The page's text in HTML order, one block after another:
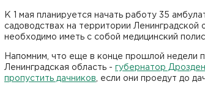
К 1 мая планируется начать работу 35
садоводствах на территории Ленинградской
необходимо иметь с собой медицинский полис.
Напомним, что еще в конце прошлой недели
Ленинградская область - губернатор
пропустить дачников , если они проедут до